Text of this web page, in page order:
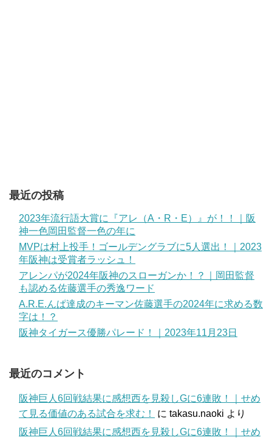
最近の投稿
2023年流行語大賞に『アレ（A・R・E）』が！！｜阪
神一色岡田監督一色の年に
MVPは村上投手！ゴールデングラブに5人選出！｜2023
年阪神は受賞者ラッシュ！
アレンパが2024年阪神のスローガンか！？｜岡田監督
も認める佐藤選手の秀逸ワード
A.R.E.んぱ達成のキーマン佐藤選手の2024年に求める数
字は！？
阪神タイガース優勝パレード！｜2023年11月23日
最近のコメント
阪神巨人6回戦結果に感想西を見殺しGに6連敗！｜せめ
て見る価値のある試合を求む！
に takasu.naoki より
阪神巨人6回戦結果に感想西を見殺しGに6連敗！｜せめ